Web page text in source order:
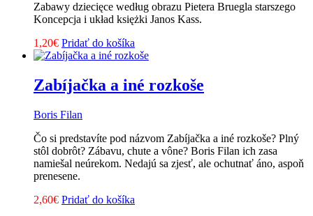
Zabawy dziecięce według obrazu Pietera Bruegla starszego
Koncepcja i układ księżki Janos Kass.
1,20€ Pridať do košíka
Zabíjačka a iné rozkoše
Boris Filan
Čo si predstavíte pod názvom Zabíjačka a iné rozkoše? Plný
stôl dobrôt? Zábavu, chute a vône? Boris Filan ich zasa
namiešal neúrekom. Nedajú sa zjesť, ale ochutnať áno, aspoň
prenesene.
2,60€ Pridať do košíka